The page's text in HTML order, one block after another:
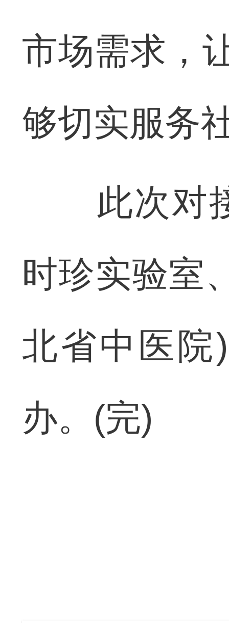
市场需求，
够切实服务
此次对接
时珍实验室
北省中医院
办。(完)